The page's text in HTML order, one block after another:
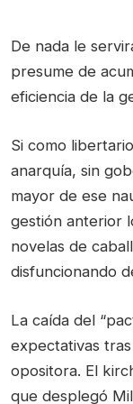
De nada le
presume de
eficiencia de la
Si como
anarquía, sin
mayor de ese
gestión anterior
novelas de
disfuncionando
La caída del
expectativas
opositora. El
que desplegó